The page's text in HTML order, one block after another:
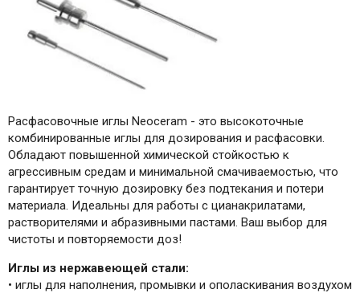
Расфасовочные иглы Neoceram - это высокоточные
комбинированные иглы для дозирования и расфасовки.
Обладают повышенной химической стойкостью к
агрессивным средам и минимальной смачиваемостью, что
гарантирует точную дозировку без подтекания и потери
материала. Идеальны для работы с цианакрилатами,
растворителями и абразивными пастами. Ваш выбор для
чистоты и повторяемости доз!
Иглы из нержавеющей стали:
• иглы для наполнения, промывки и ополаскивания воздухом